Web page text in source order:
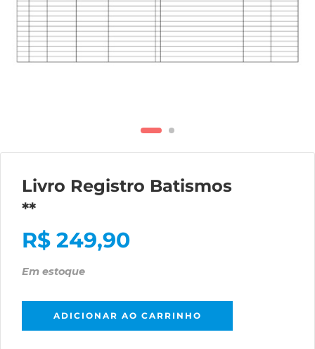
Livro Registro Batismos
**
R$ 249,90
Em estoque
ADICIONAR AO CARRINHO